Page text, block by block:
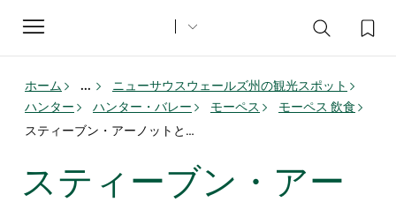
Toggle
navigation
ホーム ...
ニューサウスウェールズ州の観光スポット
ハンター
ハンター・バレー モーペス
モーペス 飲食
スティーブン・アーノットとのサワードウクラス
スティーブン・アー